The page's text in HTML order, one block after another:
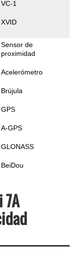
VC-1
XVID
Sensor de
proximidad
Acelerómetro
Brújula
GPS
A-GPS
GLONASS
BeiDou